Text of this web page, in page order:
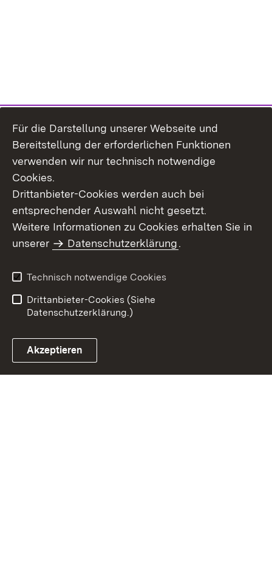
Benutzungshinweise
Erklärung zur
Für die Darstellung unserer Webseite und
Bereitstellung der erforderlichen Funktionen
verwenden wir nur technisch notwendige
Cookies.
Drittanbieter-Cookies werden auch bei
entsprechender Auswahl nicht gesetzt.
Weitere Informationen zu Cookies erhalten Sie in
unserer
Datenschutzerklärung.
Technisch notwendige Cookies
Drittanbieter-Cookies (Siehe
Datenschutzerklärung.)
Akzeptieren